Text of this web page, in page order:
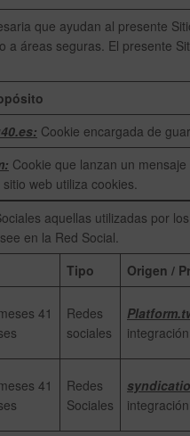
que ayudan al presente
a áreas seguras. El presente
Cookie encargada de
Cookie que lanzan un
web utiliza cookies.
aquellas utilizadas por
en la Red Social.
Tipo
Origen /
41
Redes
sociales
41
Redes
Sociales